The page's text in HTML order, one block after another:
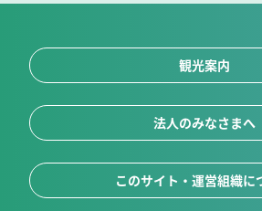
観光案内
法人のみなさまへ
このサイト・運営組織に